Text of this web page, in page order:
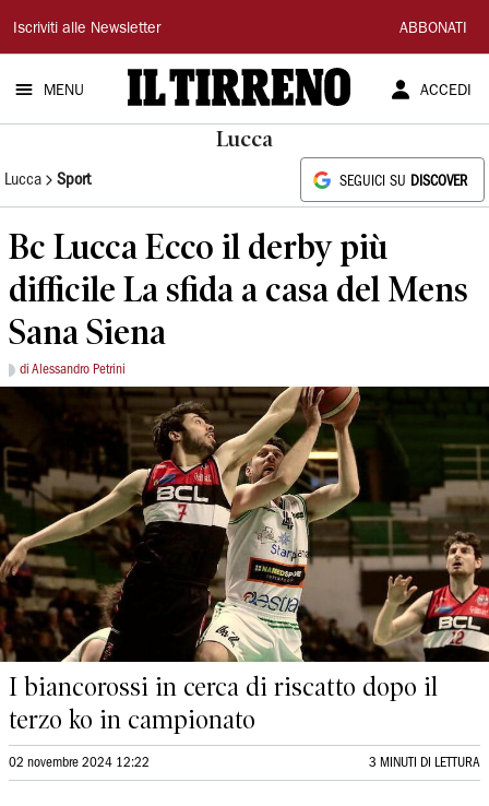
Il
Tirreno
Iscriviti alle Newsletter ABBONATI
MENU ACCEDI
Lucca
Lucca Sport SEGUICI SU DISCOVER
Bc Lucca Ecco il derby più
difficile La sfida a casa del Mens
Sana Siena
di Alessandro Petrini
I biancorossi in cerca di riscatto dopo il
terzo ko in campionato
02 novembre 2024 12:22 3 MINUTI DI LETTURA